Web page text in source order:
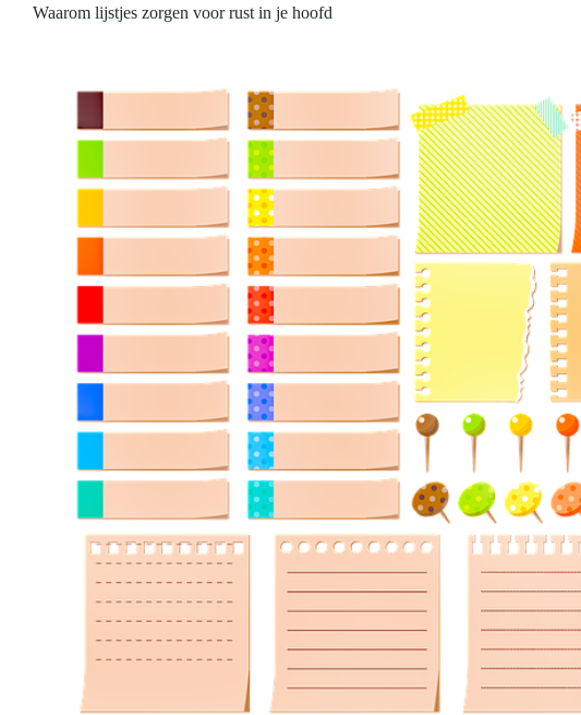
Waarom lijstjes zorgen voor rust in je hoofd